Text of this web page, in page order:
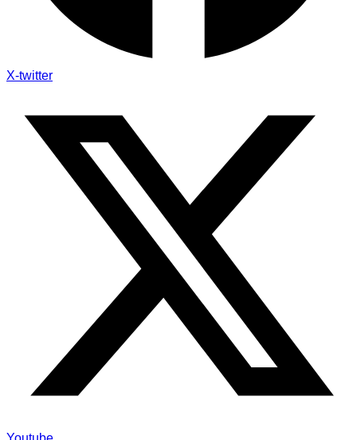
X-twitter